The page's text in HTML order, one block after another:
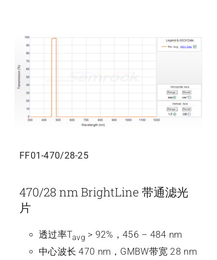
FF01-470/28-25
470/28 nm BrightLine 带通滤光
片
透过率Tavg > 92%，456 – 484 nm
中心波长 470 nm，GMBW带宽 28 nm